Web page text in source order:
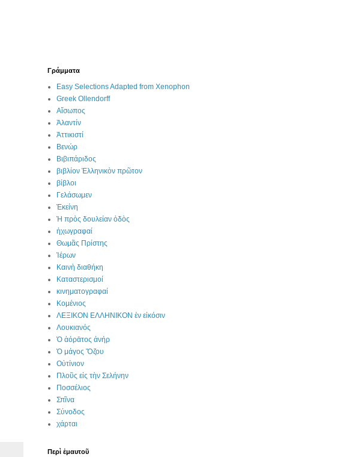
Γράμματα
Easy Selections Adapted from Xenophon
Greek Ollendorff
Αἴσωπος
Ἀλαντίν
Ἀττικιστί
Βενώρ
Βιβιπάριδος
βιβλίον Ἑλληνικὸν πρῶτον
βίβλοι
Γελάσωμεν
Ἐκείνη
Ἡ πρὸς δουλείαν ὁδὸς
ἠχωγραφαί
Θωμᾶς Πρίστης
Ἱέρων
Καινὴ διαθήκη
Καταστερισμοί
κινηματογραφαί
Κομένιος
ΛΕΞΙΚΟΝ ΕΛΛΗΝΙΚΟΝ ἐν εἰκόσιν
Λουκιανός
Ὁ ἀόρᾱτος ἀνήρ
Ὁ μάγος Ὄζου
Οὐτίνιον
Πλοῦς εἰς τὴν Σελήνην
Ποσσέλιος
Σπῖνα
Σύνοδος
χάρται
Περὶ ἐμαυτοῦ